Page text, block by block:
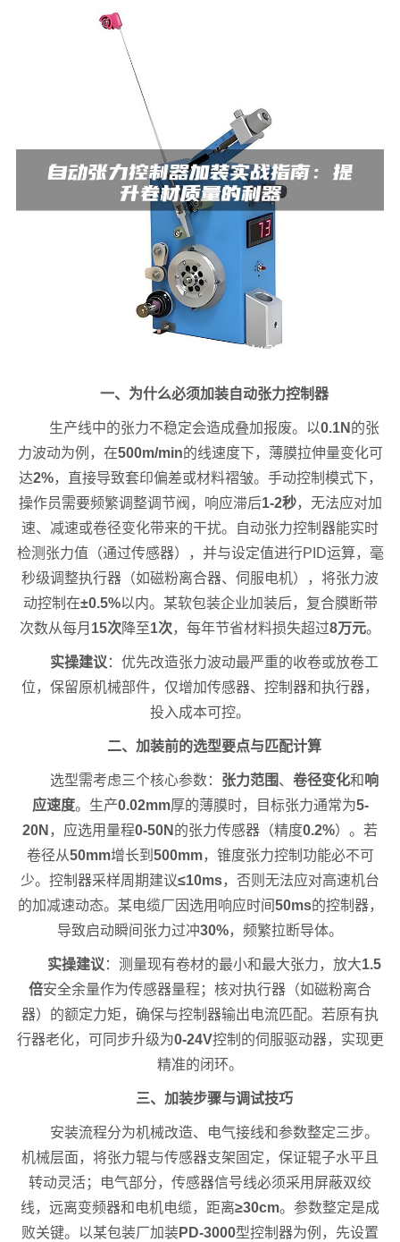
一、为什么必须加装自动张力控制器
生产线中的张力不稳定会造成叠加报废。以0.1N 的张
力波动为例，在500m/min的线速度下，薄膜拉伸量变化可
达2%，直接导致套印偏差或材料褶皱。手动控制模式下，
操作员需要频繁调整调节阀，响应滞后1-2秒，无法应对加
速、减速或卷径变化带来的干扰。自动张力控制器能实时
检测张力值（通过传感器），并与设定值进行PID运算，毫
秒级调整执行器（如磁粉离合器、伺服电机），将张力波
动控制在±0.5%以内。某软包装企业加装后，复合膜断带
次数从每月 15次降至1次，每年节省材料损失超过8万元。
实操建议 ：优先改造张力波动最严重的收卷或放卷工
位，保留原机械部件，仅增加传感器、控制器和执行器，
投入成本可控。
二、加装前的选型要点与匹配计算
选型需考虑三个核心参数： 张力范围、 卷径变化和 响
应速度。生产0.02mm厚的薄膜时，目标张力通常为5-
20N ，应选用量程0-50N 的张力传感器（精度0.2%）。若
卷径从50mm增长到 500mm，锥度张力控制功能必不可
少。控制器采样周期建议≤10ms，否则无法应对高速机台
的加减速动态。某电缆厂因选用响应时间 50ms的控制器，
导致启动瞬间张力过冲30%，频繁拉断导体。
实操建议 ：测量现有卷材的最小和最大张力，放大1.5
倍安全余量作为传感器量程；核对执行器（如磁粉离合
器）的额定力矩，确保与控制器输出电流匹配。若原有执
行器老化，可同步升级为0-24V控制的伺服驱动器，实现更
精准的闭环。
三、加装步骤与调试技巧
安装流程分为机械改造、电气接线和参数整定三步。
机械层面，将张力辊与传感器支架固定，保证辊子水平且
转动灵活；电气部分，传感器信号线必须采用屏蔽双绞
线，远离变频器和电机电缆，距离≥30cm。参数整定是成
败关键。以某包装厂加装PD-3000型控制器为例，先设置